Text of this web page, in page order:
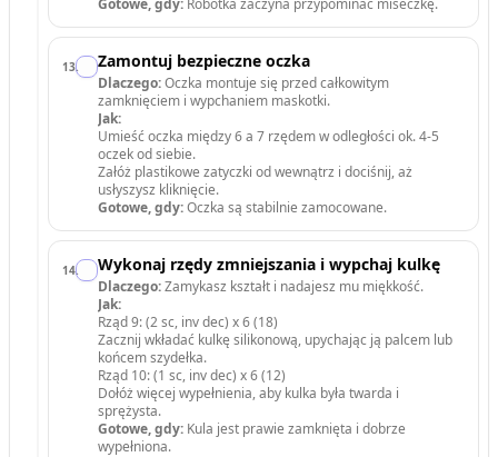
Gotowe, gdy: Robótka zaczyna przypominać miseczkę.
13. Zamontuj bezpieczne oczka
Dlaczego:Oczka montuje się przed całkowitym
zamknięciem i wypchaniem maskotki.
Jak:
Umieść oczka między 6 a 7 rzędem w odległości ok. 4-5
oczek od siebie.
Załóż plastikowe zatyczki od wewnątrz i dociśnij, aż
usłyszysz kliknięcie.
Gotowe, gdy:Oczka są stabilnie zamocowane.
14. Wykonaj rzędy zmniejszania i wypchaj kulkę
Dlaczego:Zamykasz kształt i nadajesz mu miękkość.
Jak:
Rząd 9: (2 sc, inv dec) x 6 (18)
Zacznij wkładać kulkę silikonową, upychając ją palcem lub
końcem szydełka.
Rząd 10: (1 sc, inv dec) x 6 (12)
Dołóż więcej wypełnienia, aby kulka była twarda i
sprężysta.
Gotowe, gdy: Kula jest prawie zamknięta i dobrze
wypełniona.